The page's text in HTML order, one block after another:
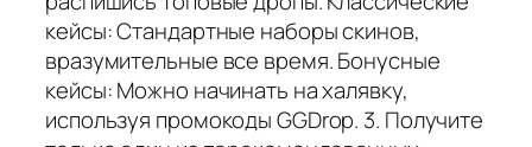
кейсы: Стандартные наборы скинов,
вразумительные все время. Бонусные
кейсы: Можно начинать на халявку,
используя промокоды GGDrop. 3. Получите